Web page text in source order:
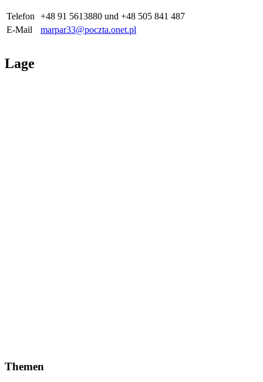
Telefon
+48 91 5613880 und +48 505 841 487
E-Mail
marpar33@poczta.onet.pl
Lage
Themen